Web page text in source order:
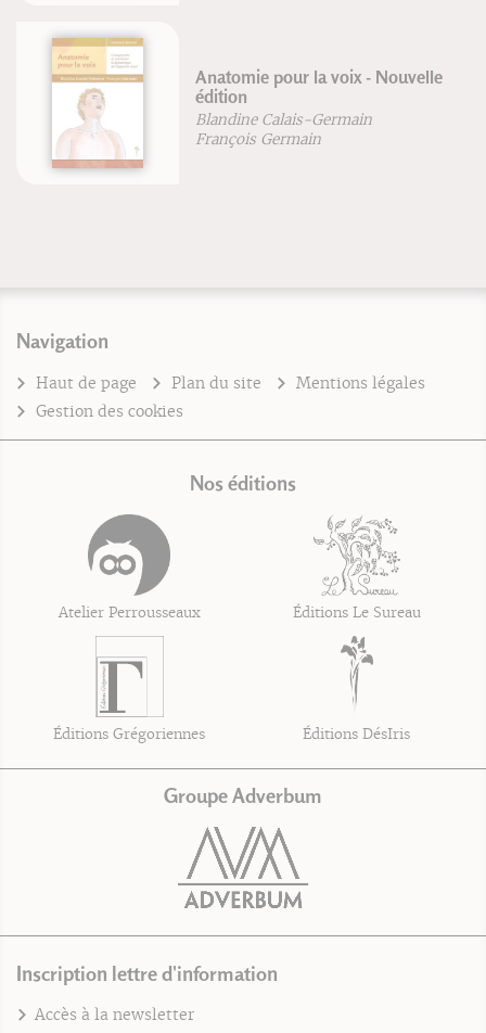
Anatomie pour la voix - Nouvelle
édition
Blandine Calais-Germain
François Germain
Navigation
Haut de page Plan du site
Mentions légales
Gestion des cookies
Nos éditions
Atelier Perrousseaux Éditions Le Sureau
Éditions Grégoriennes Éditions DésIris
Groupe Adverbum
Inscription lettre d'information
Accès à la newsletter